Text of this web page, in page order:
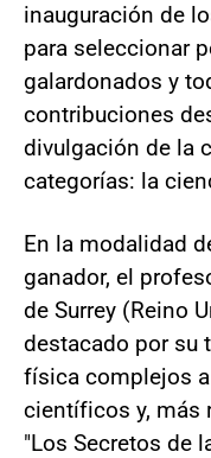
inauguración de
para seleccionar
galardonados y
contribuciones
divulgación de la
categorías: la
En la modalidad
ganador, el
de Surrey (Reino
destacado por su
física complejos
científicos y, más
"Los Secretos de